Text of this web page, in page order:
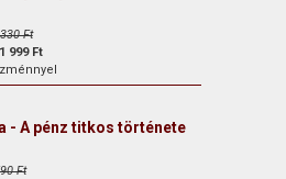
Ft
999 Ft
- A pénz titkos története
Ft